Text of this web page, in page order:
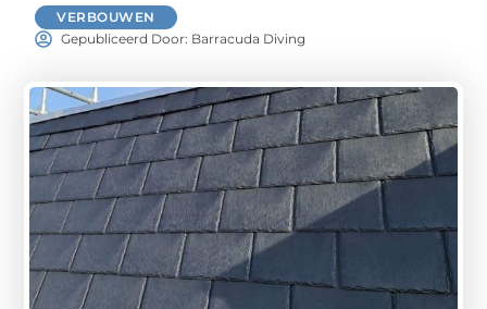
VERBOUWEN
Gepubliceerd Door: Barracuda Diving